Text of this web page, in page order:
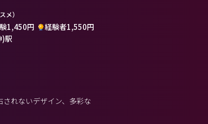
メ）
1,450円
経験者1,550円
)駅
れないデザイン、多彩な